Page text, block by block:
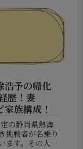
浩予の帰化
歴！妻
家族構成！
の静岡県熱海
挑戦者が名乗り
ます。その人物